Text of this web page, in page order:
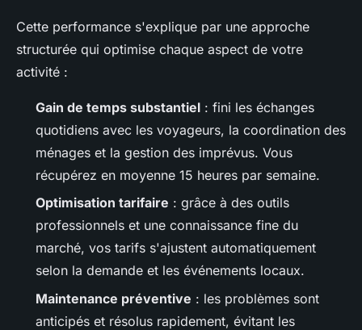
Cette performance s'explique par une approche
structurée qui optimise chaque aspect de votre
activité :
Gain de temps substantiel : fini les échanges
quotidiens avec les voyageurs, la coordination des
ménages et la gestion des imprévus. Vous
récupérez en moyenne 15 heures par semaine.
Optimisation tarifaire : grâce à des outils
professionnels et une connaissance fine du
marché, vos tarifs s'ajustent automatiquement
selon la demande et les événements locaux.
Maintenance préventive : les problèmes sont
anticipés et résolus rapidement, évitant les